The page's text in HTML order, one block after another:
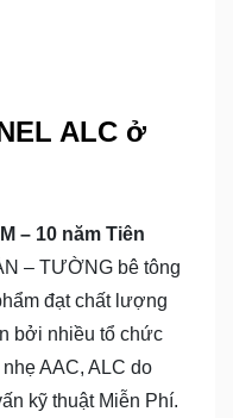
ALC ở
– 10 năm Tiên
– TƯỜNG bê tông
đạt chất lượng
bởi nhiều tổ chức
AAC, ALC do
kỹ thuật Miễn Phí.